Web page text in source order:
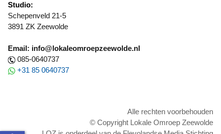
Studio:
Schepenveld 21-5
3891 ZK Zeewolde
Email: info@lokaleomroepzeewolde.nl
085-0640737
+31 85 0640737
Alle rechten voorbehouden
© Copyright Lokale Omroep Zeewolde